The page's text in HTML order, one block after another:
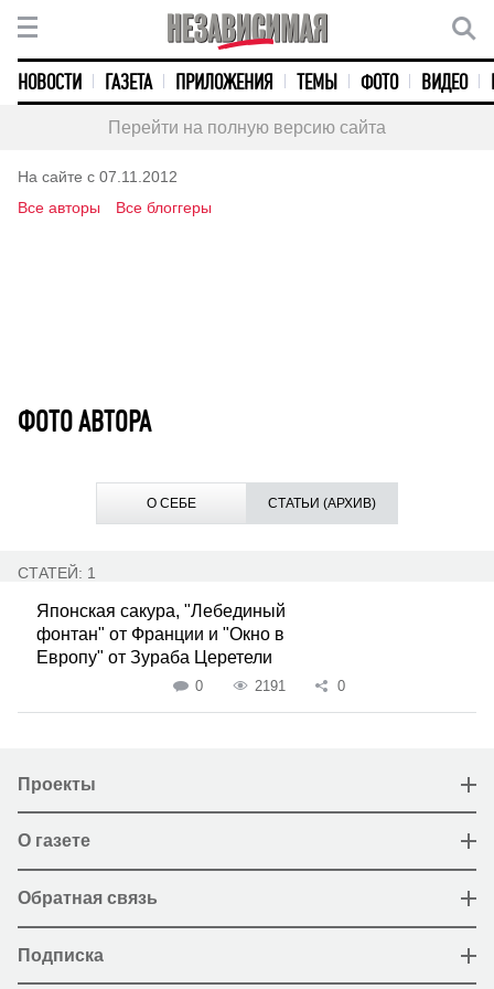
НОВОСТИ ГАЗЕТА ПРИЛОЖЕНИЯ ТЕМЫ ФОТО ВИДЕО
Перейти на полную версию сайта
На сайте с 07.11.2012
Все авторы
Все блоггеры
ФОТО АВТОРА
О СЕБЕ СТАТЬИ (АРХИВ)
СТАТЕЙ: 1
Японская сакура, "Лебединый
фонтан" от Франции и "Окно в
Европу" от Зураба Церетели
0 2191 0
Проекты
О газете
Обратная связь
Подписка